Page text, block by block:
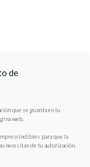
de
que se guarda en tu
web.
para que la
necesitan de tu autorización.